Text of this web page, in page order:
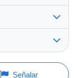
una1:33:07
Señalar